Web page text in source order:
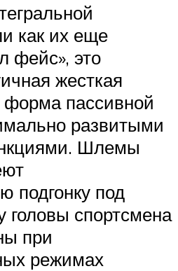
как их еще
фейс», это
жесткая
форма пассивной
развитыми
Шлемы
подгонку под
спортсмена
при
режимах